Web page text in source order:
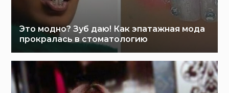
Это модно? Зуб даю! Как эпатажная мода
прокралась в стоматологию